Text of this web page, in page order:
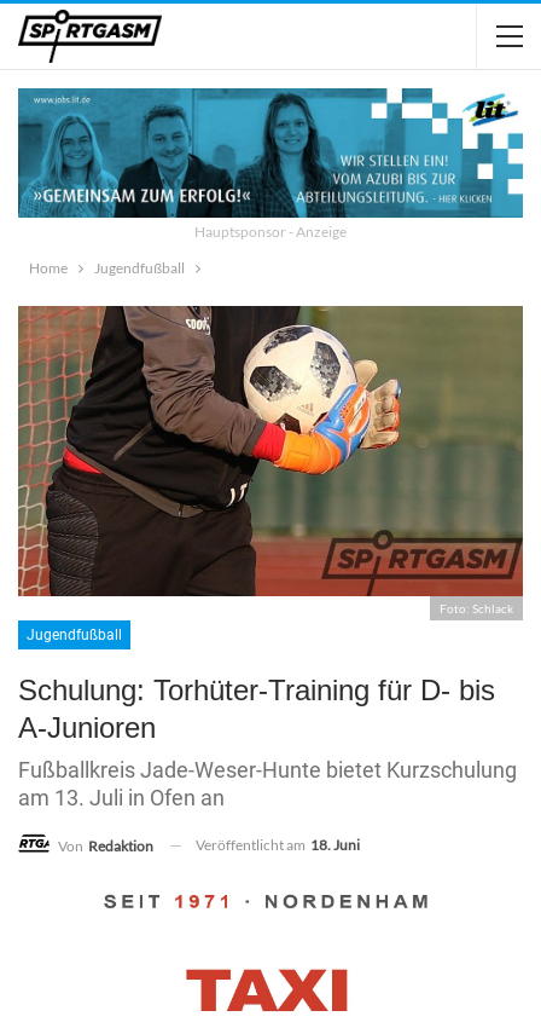
Hauptsponsor - Anzeige
Home
Jugendfußball
Foto: Schlack
Jugendfußball
Schulung: Torhüter-Training für D- bis
A-Junioren
Fußballkreis Jade-Weser-Hunte bietet Kurzschulung
am 13. Juli in Ofen an
Von Redaktion Veröffentlicht am 18. Juni